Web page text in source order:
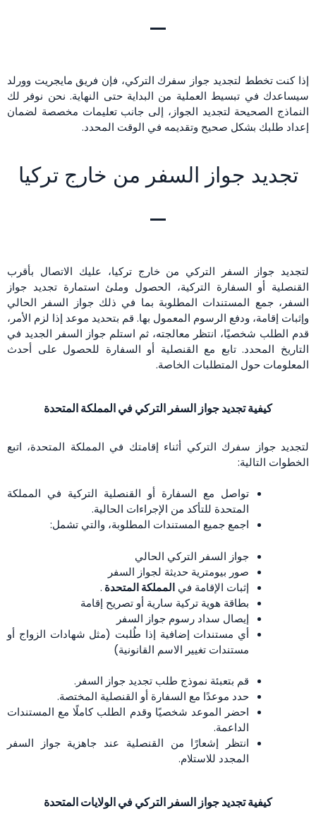
إذا كنت تخطط لتجديد جواز سفرك التركي، فإن فريق مايجريت وورلد
سيساعدك في تبسيط العملية من البداية حتى النهاية. نحن نوفر لك
النماذج الصحيحة لتجديد الجواز، إلى جانب تعليمات مخصصة لضمان
إعداد طلبك بشكل صحيح وتقديمه في الوقت المحدد.
تجديد جواز السفر من خارج تركيا
لتجديد جواز السفر التركي من خارج تركيا، عليك الاتصال بأقرب
القنصلية أو السفارة التركية، الحصول وملئ استمارة تجديد جواز
السفر، جمع المستندات المطلوبة بما في ذلك جواز السفر الحالي
وإثبات إقامة، ودفع الرسوم المعمول بها. قم بتحديد موعد إذا لزم الأمر،
قدم الطلب شخصيًا، انتظر معالجته، ثم استلم جواز السفر الجديد في
التاريخ المحدد. تابع مع القنصلية أو السفارة للحصول على أحدث
المعلومات حول المتطلبات الخاصة.
كيفية تجديد جواز السفر التركي في المملكة المتحدة
لتجديد جواز سفرك التركي أثناء إقامتك في المملكة المتحدة، اتبع
الخطوات التالية:
تواصل مع السفارة أو القنصلية التركية في المملكة
المتحدة للتأكد من الإجراءات الحالية.
اجمع جميع المستندات المطلوبة، والتي تشمل:
جواز السفر التركي الحالي
صور بيومترية حديثة لجواز السفر
إثبات الإقامة في المملكة المتحدة .
بطاقة هوية تركية سارية أو تصريح إقامة
إيصال سداد رسوم جواز السفر
أي مستندات إضافية إذا طُلبت (مثل شهادات الزواج أو
مستندات تغيير الاسم القانونية)
قم بتعبئة نموذج طلب تجديد جواز السفر.
حدد موعدًا مع السفارة أو القنصلية المختصة.
احضر الموعد شخصيًا وقدم الطلب كاملًا مع المستندات
الداعمة.
انتظر إشعارًا من القنصلية عند جاهزية جواز السفر
المجدد للاستلام.
كيفية تجديد جواز السفر التركي في الولايات المتحدة